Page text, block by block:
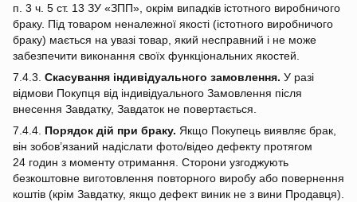
п. 3 ч. 5 ст. 13 ЗУ «ЗПП», окрім випадків істотного виробничого
браку. Під товаром неналежної якості (істотного виробничого
браку) мається на увазі товар, який несправний і не може
забезпечити виконання своїх функціональних якостей.
7.4.3. Скасування індивідуального замовлення. У разі
відмови Покупця від індивідуального Замовлення після
внесення Завдатку, Завдаток не повертається.
7.4.4. Порядок дій при браку. Якщо Покупець виявляє брак,
він зобов’язаний надіслати фото/відео дефекту протягом
24 годин з моменту отримання. Сторони узгоджують
безкоштовне виготовлення повторного виробу або повернення
коштів (крім Завдатку, якщо дефект виник не з вини Продавця).